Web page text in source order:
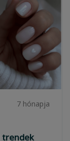
7 hónapja
trendek